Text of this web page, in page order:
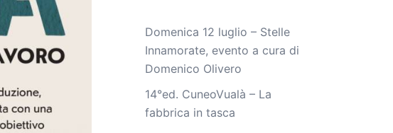
Domenica 12 luglio – Stelle
Innamorate, evento a cura di
Domenico Olivero
14°ed. CuneoVualà – La
fabbrica in tasca